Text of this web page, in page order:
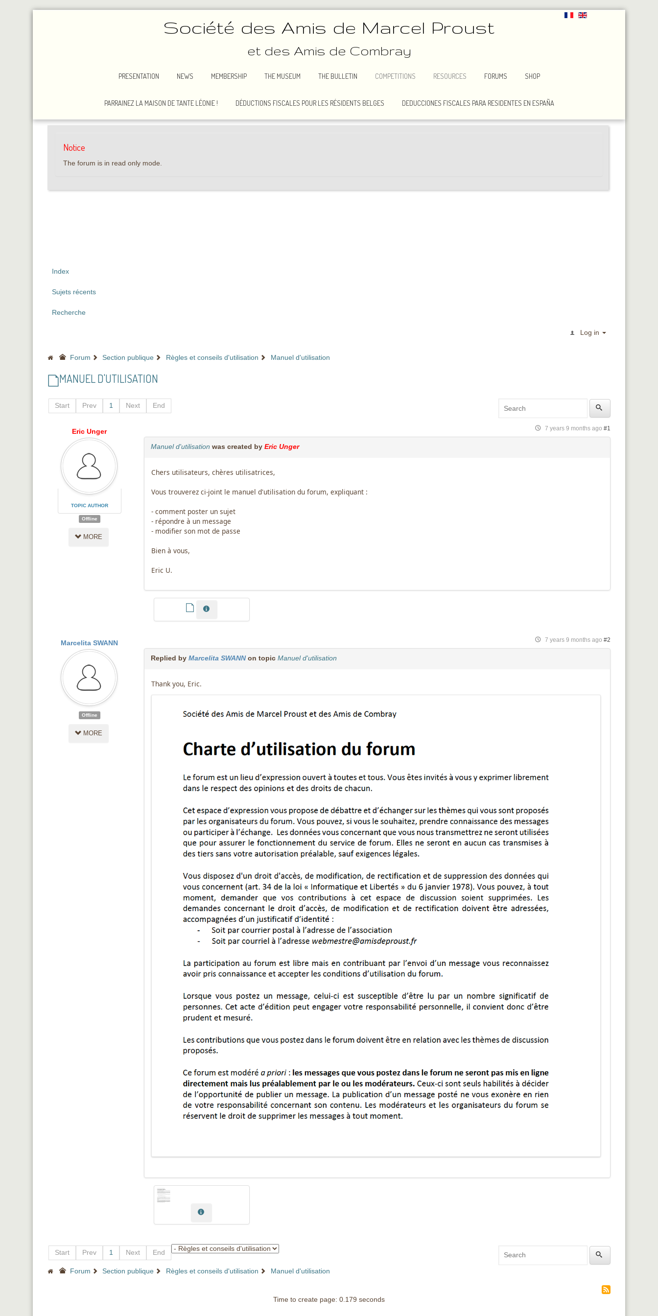
Société des Amis de Marcel Proust
et des Amis de Combray
PRESENTATION NEWS MEMBERSHIP THE MUSEUM THE BULLETIN COMPETITIONS RESOURCES FORUMS SHOP
PARRAINEZ LA MAISON DE TANTE LÉONIE ! DÉDUCTIONS FISCALES POUR LES RÉSIDENTS BELGES DEDUCCIONES FISCALES PARA RESIDENTES EN ESPAÑA
Notice
The forum is in read only mode.
Index
Sujets récents
Recherche
Log in
Forum Section publique Règles et conseils d'utilisation Manuel d'utilisation
MANUEL D'UTILISATION
Start Prev 1 Next End
Eric Unger
TOPIC AUTHOR
Offline
MORE
7 years 9 months ago #1
Manuel d'utilisation was created by Eric Unger
Chers utilisateurs, chères utilisatrices,
Vous trouverez ci-joint le manuel d'utilisation du forum, expliquant :
- comment poster un sujet
- répondre à un message
- modifier son mot de passe
Bien à vous,
Eric U.
Marcelita SWANN
Offline
MORE
7 years 9 months ago #2
Replied by Marcelita SWANNon topic Manuel d'utilisation
Thank you, Eric.
Start Prev 1 Next End
Forum Section publique Règles et conseils d'utilisation Manuel d'utilisation
Time to create page: 0.179 seconds